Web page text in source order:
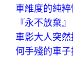
車維度的純
『永不放棄
車影大人突
何手殘的車